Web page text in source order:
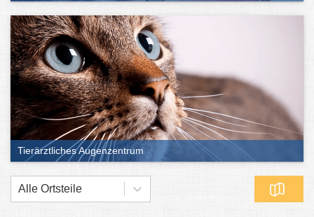
Tierärztliches Augenzentrum
Alle Ortsteile